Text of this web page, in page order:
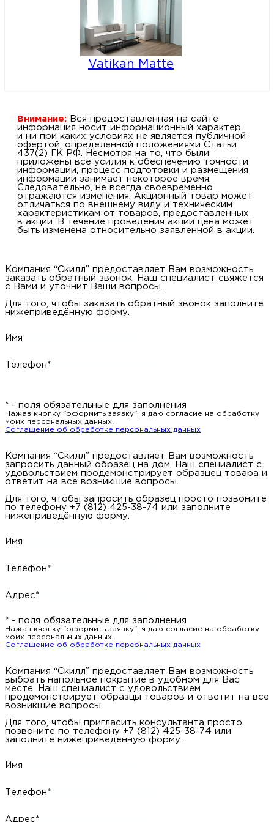
Vatikan Matte
Внимание: Вся предоставленная на сайте
информация носит информационный характер
и ни при каких условиях не является публичной
офертой, определенной положениями Статьи
437(2) ГК РФ. Несмотря на то, что были
приложены все усилия к обеспечению точности
информации, процесс подготовки и размещения
информации занимает некоторое время.
Следовательно, не всегда своевременно
отражаются изменения. Акционный товар может
отличаться по внешнему виду и техническим
характеристикам от товаров, предоставленных
в акции. В течение проведения акции цена может
быть изменена относительно заявленной в акции.
Компания “Скилл” предоставляет Вам возможность
заказать обратный звонок. Наш специалист свяжется
с Вами и уточнит Ваши вопросы.
Для того, чтобы заказать обратный звонок заполните
нижеприведённую форму.
Имя
Телефон*
* - поля обязательные для заполнения
Нажав кнопку "оформить заявку", я даю согласие на обработку
моих персональных данных.
Соглашение об обработке персональных данных
Компания “Скилл” предоставляет Вам возможность
запросить данный образец на дом. Наш специалист с
удовольствием продемонстрирует образцец товара и
ответит на все возникшие вопросы.
Для того, чтобы запросить образец просто позвоните
по телефону +7 (812) 425-38-74 или заполните
нижеприведённую форму.
Имя
Телефон*
Адрес*
* - поля обязательные для заполнения
Нажав кнопку "оформить заявку", я даю согласие на обработку
моих персональных данных.
Соглашение об обработке персональных данных
Компания “Скилл” предоставляет Вам возможность
выбрать напольное покрытие в удобном для Вас
месте. Наш специалист с удовольствием
продемонстрирует образцы товаров и ответит на все
возникшие вопросы.
Для того, чтобы пригласить консультанта просто
позвоните по телефону +7 (812) 425-38-74 или
заполните нижеприведённую форму.
Имя
Телефон*
Адрес*